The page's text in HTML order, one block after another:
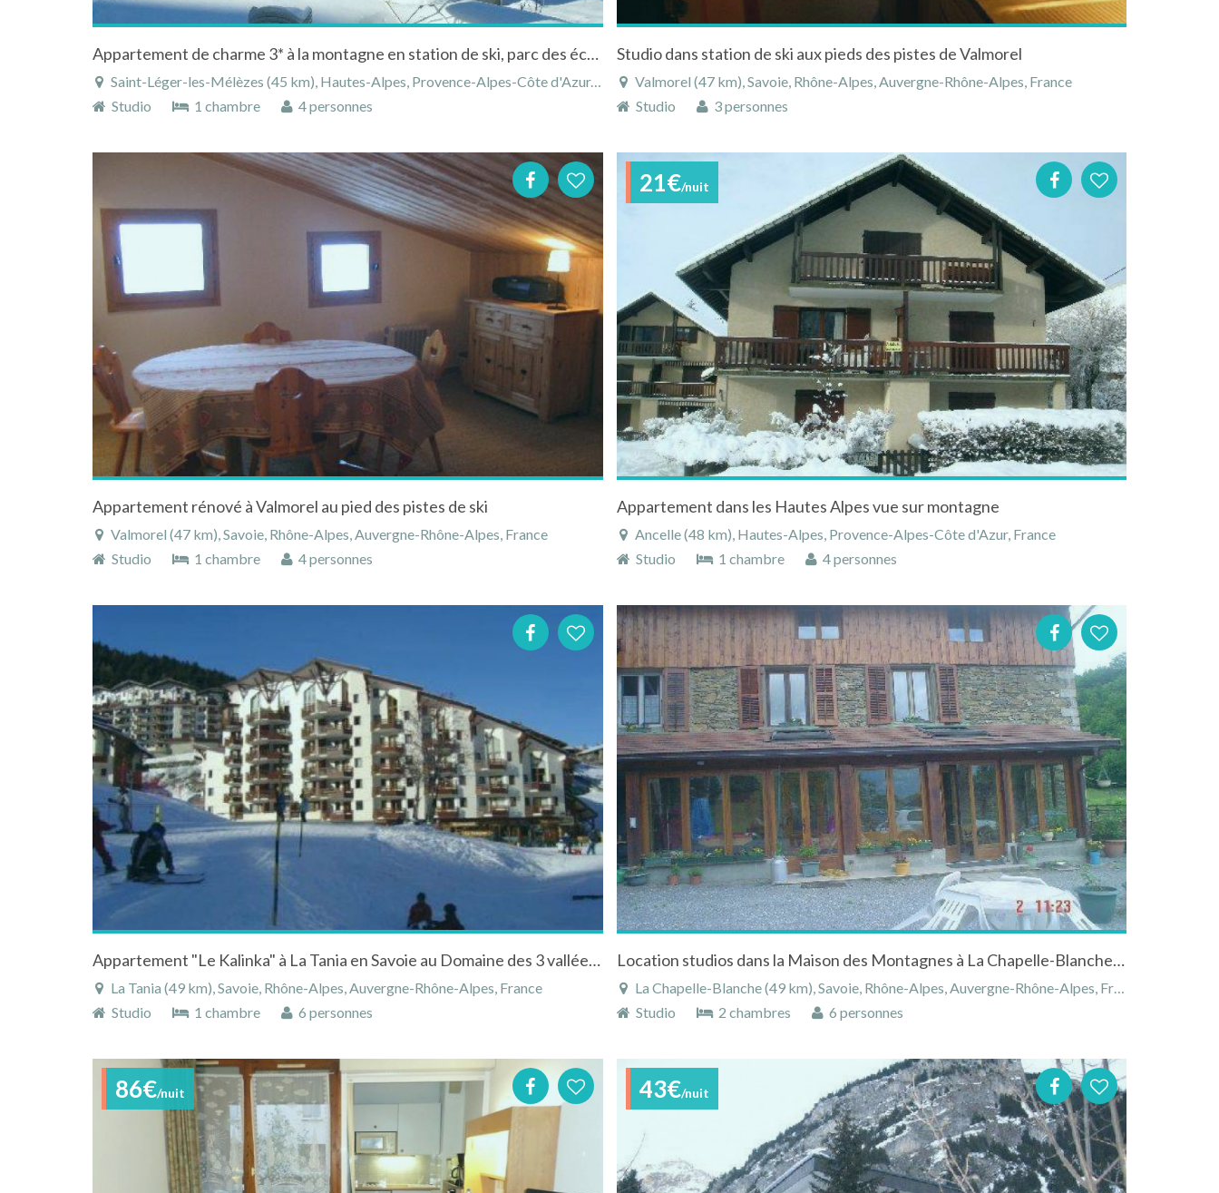
Appartement de charme 3* à la montagne en station de ski, parc des écrins dans les Hautes Alpes
Saint-Léger-les-Mélèzes (45 km), Hautes-Alpes, Provence-Alpes-Côte d'Azur, France
Studio
1 chambre 4 personnes
Studio dans station de ski aux pieds des pistes de Valmorel
Valmorel (47 km), Savoie, Rhône-Alpes, Auvergne-Rhône-Alpes, France
Studio
3 personnes
Appartement rénové à Valmorel au pied des pistes de ski
Valmorel (47 km), Savoie, Rhône-Alpes, Auvergne-Rhône-Alpes, France
Studio
1 chambre 4 personnes
21€/nuit
Appartement dans les Hautes Alpes vue sur montagne
Ancelle (48 km), Hautes-Alpes, Provence-Alpes-Côte d'Azur, France
Studio
1 chambre 4 personnes
Appartement "Le Kalinka" à La Tania en Savoie au Domaine des 3 vallées COURCHEVEL
La Tania (49 km), Savoie, Rhône-Alpes, Auvergne-Rhône-Alpes, France
Studio
1 chambre 6 personnes
Location studios dans la Maison des Montagnes à La Chapelle-Blanche en Savoie à la campagne
La Chapelle-Blanche (49 km), Savoie, Rhône-Alpes, Auvergne-Rhône-Alpes, France
Studio
2 chambres 6 personnes
86€/nuit 43€/nuit